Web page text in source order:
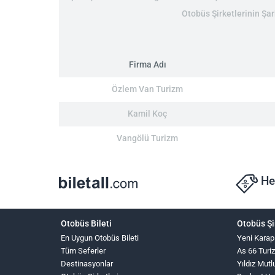
Otobüs Şirketlerinin
Firma Adı
Özlem Van Turizm
Kamil Koç
Vangölü Turizm
Otobüs Bileti
En Uygun Otobüs Bileti
Tüm Seferler
Destinasyonlar
Otobüs
Yeni
As 66
Yıldız